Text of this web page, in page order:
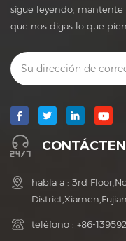
sigue leyendo, mantente
que nos digas lo que
habla a : 3rd
teléfono : +86-